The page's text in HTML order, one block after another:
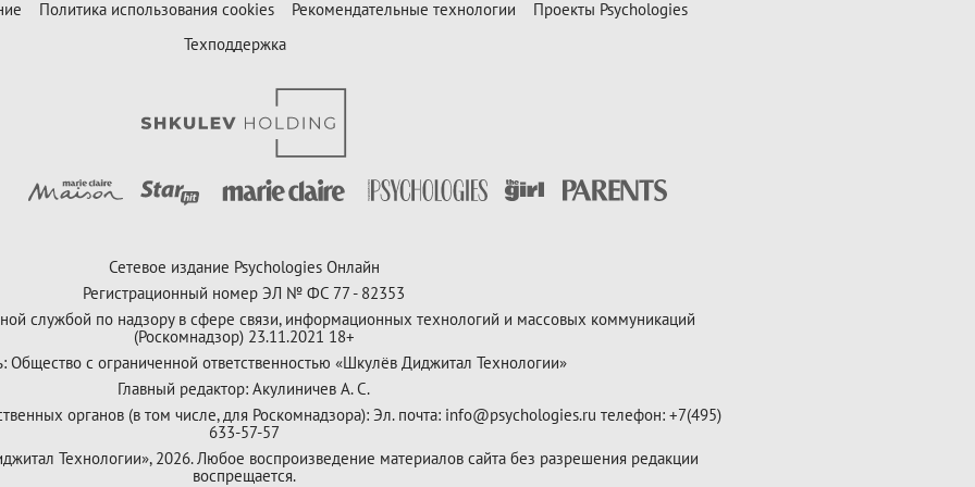
Политика использования cookies Рекомендательные технологии
Проекты Psychologies
Техподдержка
Сетевое издание Psychologies Онлайн
Регистрационный номер ЭЛ № ФС 77 - 82353
службой по надзору в сфере связи, информационных технологий и массовых коммуникаций
(Роскомнадзор) 23.11.2021 18+
Общество с ограниченной ответственностью «Шкулёв Диджитал Технологии»
Главный редактор: Акулиничев А. С.
органов (в том числе, для Роскомнадзора): Эл. почта: info@psychologies.ru телефон: +7(495)
633-57-57
Технологии», 2026. Любое воспроизведение материалов сайта без разрешения редакции
воспрещается.